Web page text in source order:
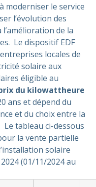
moderniser le service
l’évolution des
de la
Le dispositif EDF
locales de
solaire aux
éligible au
du kilowattheure
ans et dépend du
et du choix entre la
Le tableau ci-dessous
la vente partielle
solaire
(01/11/2024 au